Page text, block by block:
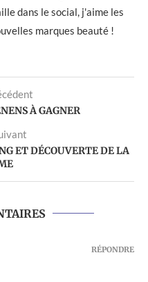
dans le social, j'aime les
marques beauté !
À GAGNER
ET DÉCOUVERTE DE LA
RÉPONDRE